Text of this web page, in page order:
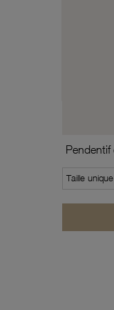
Taille unique